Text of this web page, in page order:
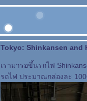
Tokyo: Shinkansen and
เรามารอขึ้นรถไฟ
รถไฟ ประมาณกล่องละ